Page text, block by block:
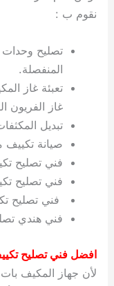
نقوم ب :
تصليح وحدات
المنفصلة.
تعبئة غاز
غاز الفريون
تبديل
صيانة
فني تصليح
فني تصليح
فني تصليح
فني هندي
افضل فني تصليح
لأن جهاز المكيف